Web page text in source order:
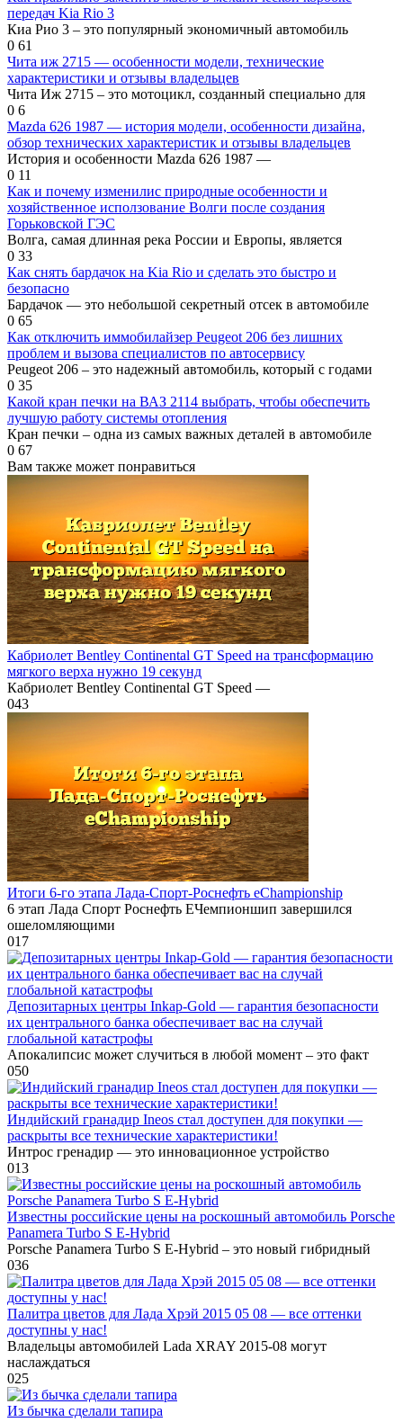
передач Kia Rio 3
Киа Рио 3 – это популярный экономичный автомобиль
0 61
Чита иж 2715 — особенности модели, технические
характеристики и отзывы владельцев
Чита Иж 2715 – это мотоцикл, созданный специально для
0 6
Mazda 626 1987 — история модели, особенности дизайна,
обзор технических характеристик и отзывы владельцев
История и особенности Mazda 626 1987 —
0 11
Как и почему изменилис природные особенности и
хозяйственное исползование Волги после создания
Горьковской ГЭС
Волга, самая длинная река России и Европы, является
0 33
Как снять бардачок на Kia Rio и сделать это быстро и
безопасно
Бардачок — это небольшой секретный отсек в автомобиле
0 65
Как отключить иммобилайзер Peugeot 206 без лишних
проблем и вызова специалистов по автосервису
Peugeot 206 – это надежный автомобиль, который с годами
0 35
Какой кран печки на ВАЗ 2114 выбрать, чтобы обеспечить
лучшую работу системы отопления
Кран печки – одна из самых важных деталей в автомобиле
0 67
Вам также может понравиться
Кабриолет Bentley Continental GT Speed на трансформацию
мягкого верха нужно 19 секунд
Кабриолет Bentley Continental GT Speed —
043
Итоги 6-го этапа Лада-Спорт-Роснефть eChampionship
6 этап Лада Спорт Роснефть ЕЧемпионшип завершился
ошеломляющими
017
Депозитарных центры Inkaр-Gold — гарантия безопасности
их центрального банка обеспечивает вас на случай
глобальной катастрофы
Апокалипсис может случиться в любой момент – это факт
050
Индийский гранадир Ineos стал доступен для покупки —
раскрыты все технические характеристики!
Интрос гренадир — это инновационное устройство
013
Известны российские цены на роскошный автомобиль Porsche
Panamera Turbo S E-Hybrid
Porsche Panamera Turbo S E-Hybrid – это новый гибридный
036
Палитра цветов для Лада Хрэй 2015 05 08 — все оттенки
доступны у нас!
Владельцы автомобилей Lada XRAY 2015-08 могут
наслаждаться
025
Из бычка сделали тапира